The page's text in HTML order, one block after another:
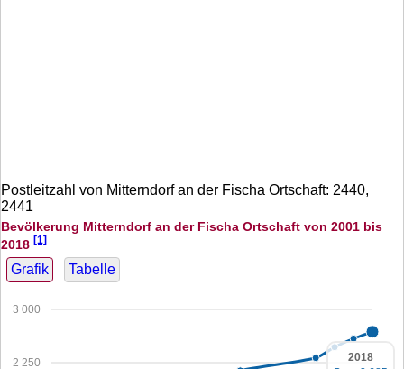
Postleitzahl von Mitterndorf an der Fischa Ortschaft: 2440,
2441
Bevölkerung Mitterndorf an der Fischa Ortschaft von 2001 bis
2018 [1]
Grafik Tabelle
2 250
3 000
2018